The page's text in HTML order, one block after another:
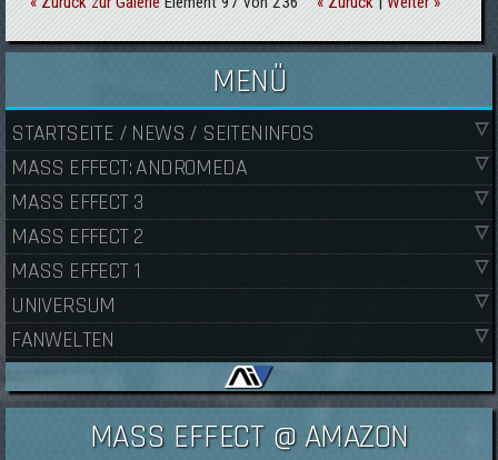
MENÜ
STARTSEITE / NEWS / SEITENINFOS
MASS EFFECT: ANDROMEDA
MASS EFFECT 3
MASS EFFECT 2
MASS EFFECT 1
UNIVERSUM
FANWELTEN
MASS EFFECT @ AMAZON